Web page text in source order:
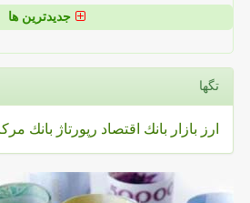
جدیدترین ها
تگها
ارز بازار بانك اقتصاد رپورتاژ بانك